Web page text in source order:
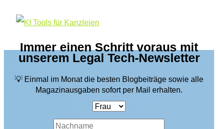
Immer einen Schritt voraus mit
unserem Legal Tech-Newsletter
💡 Einmal im Monat die besten Blogbeiträge sowie alle
Magazinausgaben sofort per Mail erhalten.